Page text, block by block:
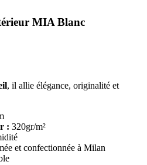
MIA Blanc
, il allie élégance, originalité et
: 320gr/m²
et confectionnée à Milan